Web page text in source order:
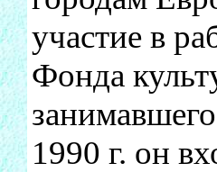
участие в
Фонда
1990 г. он